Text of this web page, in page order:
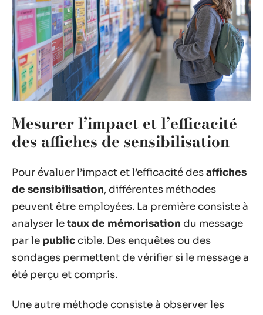
Mesurer l’impact et l’efficacité
des affiches de sensibilisation
Pour évaluer l’impact et l’efficacité desaffiches
de sensibilisation, différentes méthodes
peuvent être employées. La première consiste à
analyser letaux de mémorisation du message
par le public cible. Des enquêtes ou des
sondages permettent de vérifier si le message a
été perçu et compris.
Une autre méthode consiste à observer les